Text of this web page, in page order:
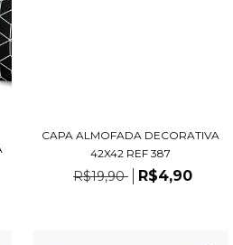
CAPA ALMOFADA DECORATIVA
42X42 REF 387
R$19,90 R$4,90